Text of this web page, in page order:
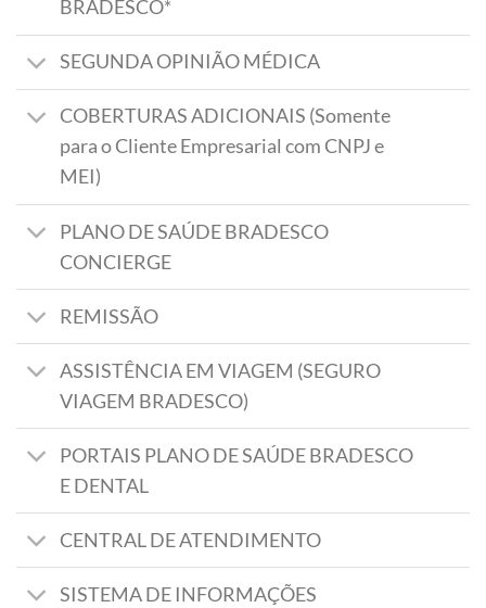
BRADESCO*
SEGUNDA OPINIÃO MÉDICA
COBERTURAS ADICIONAIS (Somente
para o Cliente Empresarial com CNPJ e
MEI)
PLANO DE SAÚDE BRADESCO
CONCIERGE
REMISSÃO
ASSISTÊNCIA EM VIAGEM (SEGURO
VIAGEM BRADESCO)
PORTAIS PLANO DE SAÚDE BRADESCO
E DENTAL
CENTRAL DE ATENDIMENTO
SISTEMA DE INFORMAÇÕES